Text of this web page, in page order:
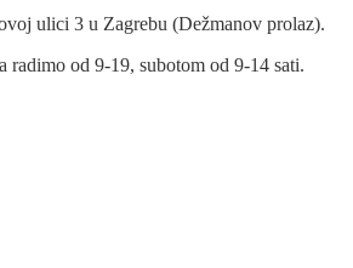
ulici 3 u Zagrebu (Dežmanov prolaz).
radimo od 9-19, subotom od 9-14 sati.